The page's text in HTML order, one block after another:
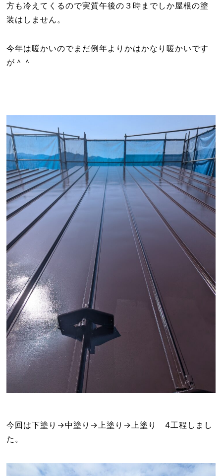
方も冷えてくるので実質午後の３時までしか屋根の塗
装はしません。
今年は暖かいのでまだ例年よりかはかなり暖かいです
が＾＾
今回は下塗り→中塗り→上塗り→上塗り 4工程しまし
た。